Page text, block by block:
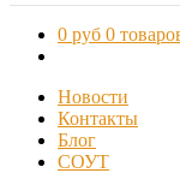
0 руб 0
Новости
Контакты
Блог
СОУТ